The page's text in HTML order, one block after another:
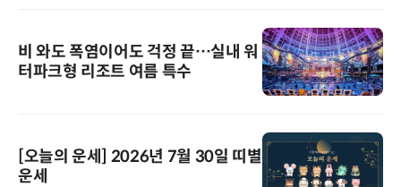
비 와도 폭염이어도 걱정 끝…실내 워
터파크형 리조트 여름 특수
[오늘의 운세] 2026년 7월 30일 띠별
운세